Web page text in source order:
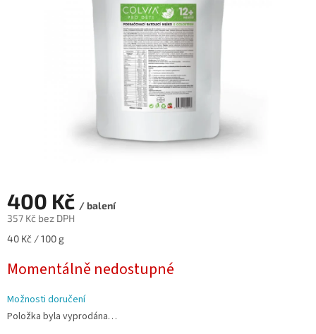
400 Kč / balení
357 Kč bez DPH
Měrná
40 Kč / 100 g
Momentálně nedostupné
Možnosti doručení
Položka byla vyprodána…